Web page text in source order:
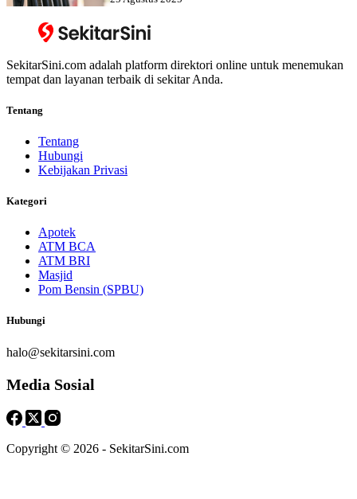
SekitarSini.com adalah platform direktori online untuk menemukan
tempat dan layanan terbaik di sekitar Anda.
Tentang
Tentang
Hubungi
Kebijakan Privasi
Kategori
Apotek
ATM BCA
ATM BRI
Masjid
Pom Bensin (SPBU)
Hubungi
halo@sekitarsini.com
Media Sosial
Copyright © 2026 - SekitarSini.com